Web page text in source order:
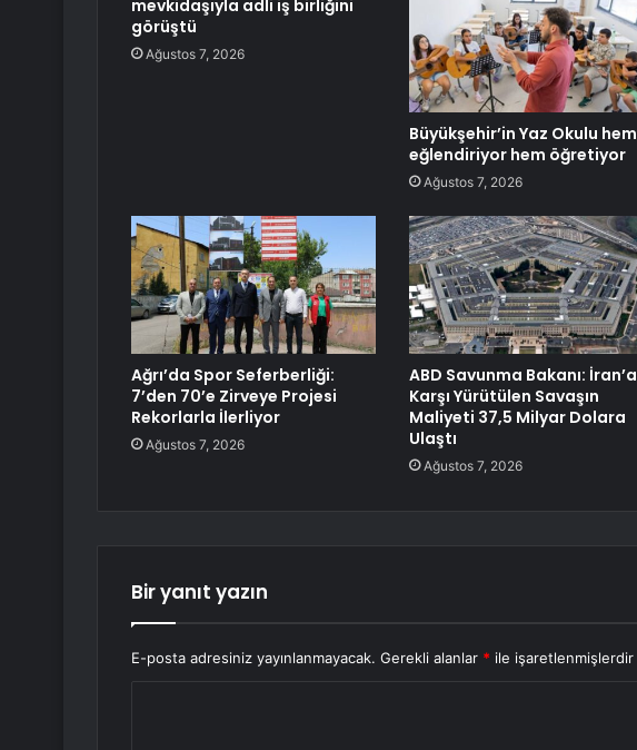
mevkidaşıyla adli iş birliğini
görüştü
Ağustos 7, 2026
Büyükşehir’in Yaz Okulu hem
eğlendiriyor hem öğretiyor
Ağustos 7, 2026
Ağrı’da Spor Seferberliği:
7’den 70’e Zirveye Projesi
Rekorlarla İlerliyor
Ağustos 7, 2026
ABD Savunma Bakanı: İran’a
Karşı Yürütülen Savaşın
Maliyeti 37,5 Milyar Dolara
Ulaştı
Ağustos 7, 2026
Bir yanıt yazın
E-posta adresiniz yayınlanmayacak. Gerekli alanlar * ile işaretlenmişlerdir